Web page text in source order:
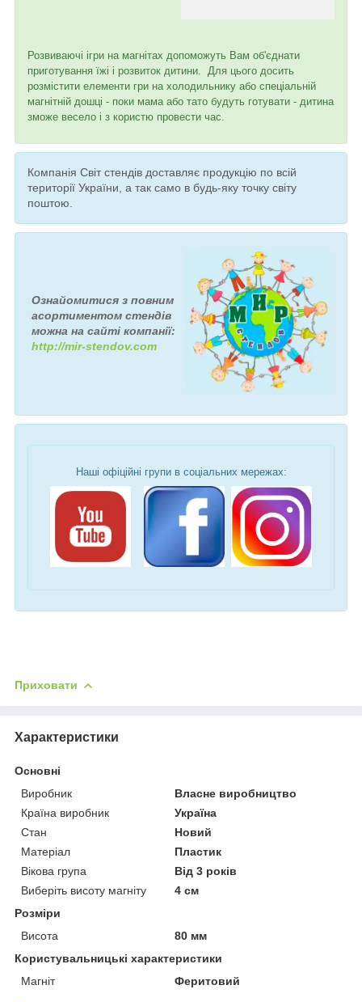
Розвиваючі ігри на магнітах допоможуть Вам об'єднати
приготування їжі і розвиток дитини. Для цього досить
розмістити елементи гри на холодильнику або спеціальній
магнітній дошці - поки мама або тато будуть готувати - дитина
зможе весело і з користю провести час.
Компанія Світ стендів доставляє продукцію по всій
території України, а так само в будь-яку точку світу
поштою.
Ознайомитися з повним
асортиментом стендів
можна на сайті компанії:
http://mir-stendov.com
Наші офіційні групи в соціальних мережах:
Приховати
Характеристики
Основні
Виробник
Власне виробництво
Країна виробник
Україна
Стан
Новий
Матеріал
Пластик
Вікова група
Від 3 років
Виберіть висоту магніту
4 см
Розміри
Висота
80 мм
Користувальницькі характеристики
Магніт
Феритовий